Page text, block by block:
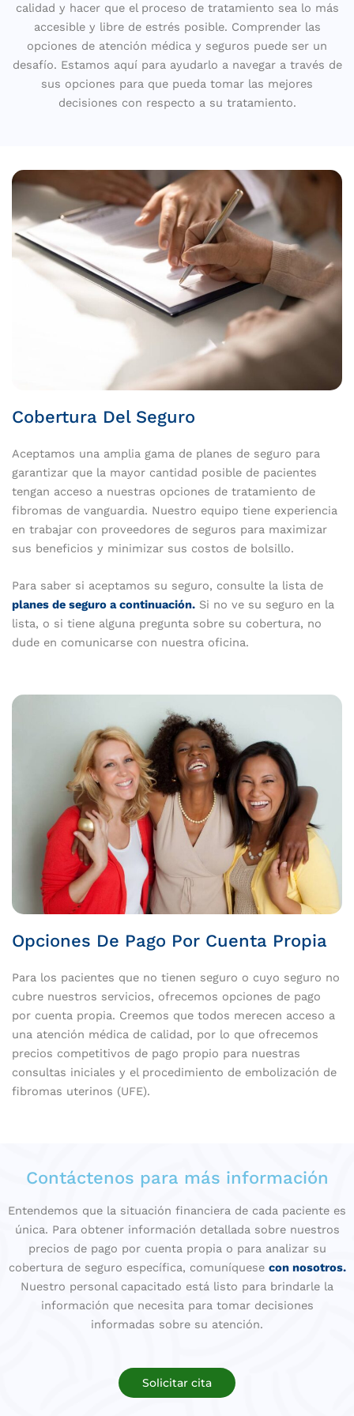
calidad y hacer que el proceso de tratamiento sea lo más
accesible y libre de estrés posible. Comprender las
opciones de atención médica y seguros puede ser un
desafío. Estamos aquí para ayudarlo a navegar a través de
sus opciones para que pueda tomar las mejores
decisiones con respecto a su tratamiento.
Cobertura Del Seguro
Aceptamos una amplia gama de planes de seguro para
garantizar que la mayor cantidad posible de pacientes
tengan acceso a nuestras opciones de tratamiento de
fibromas de vanguardia. Nuestro equipo tiene experiencia
en trabajar con proveedores de seguros para maximizar
sus beneficios y minimizar sus costos de bolsillo.
Para saber si aceptamos su seguro, consulte la lista de
planes de seguro a continuación. Si no ve su seguro en la
lista, o si tiene alguna pregunta sobre su cobertura, no
dude en comunicarse con nuestra oficina.
Opciones De Pago Por Cuenta Propia
Para los pacientes que no tienen seguro o cuyo seguro no
cubre nuestros servicios, ofrecemos opciones de pago
por cuenta propia. Creemos que todos merecen acceso a
una atención médica de calidad, por lo que ofrecemos
precios competitivos de pago propio para nuestras
consultas iniciales y el procedimiento de embolización de
fibromas uterinos (UFE).
Contáctenos para más información
Entendemos que la situación financiera de cada paciente es
única. Para obtener información detallada sobre nuestros
precios de pago por cuenta propia o para analizar su
cobertura de seguro específica, comuníquese con nosotros.
Nuestro personal capacitado está listo para brindarle la
información que necesita para tomar decisiones
informadas sobre su atención.
Solicitar cita